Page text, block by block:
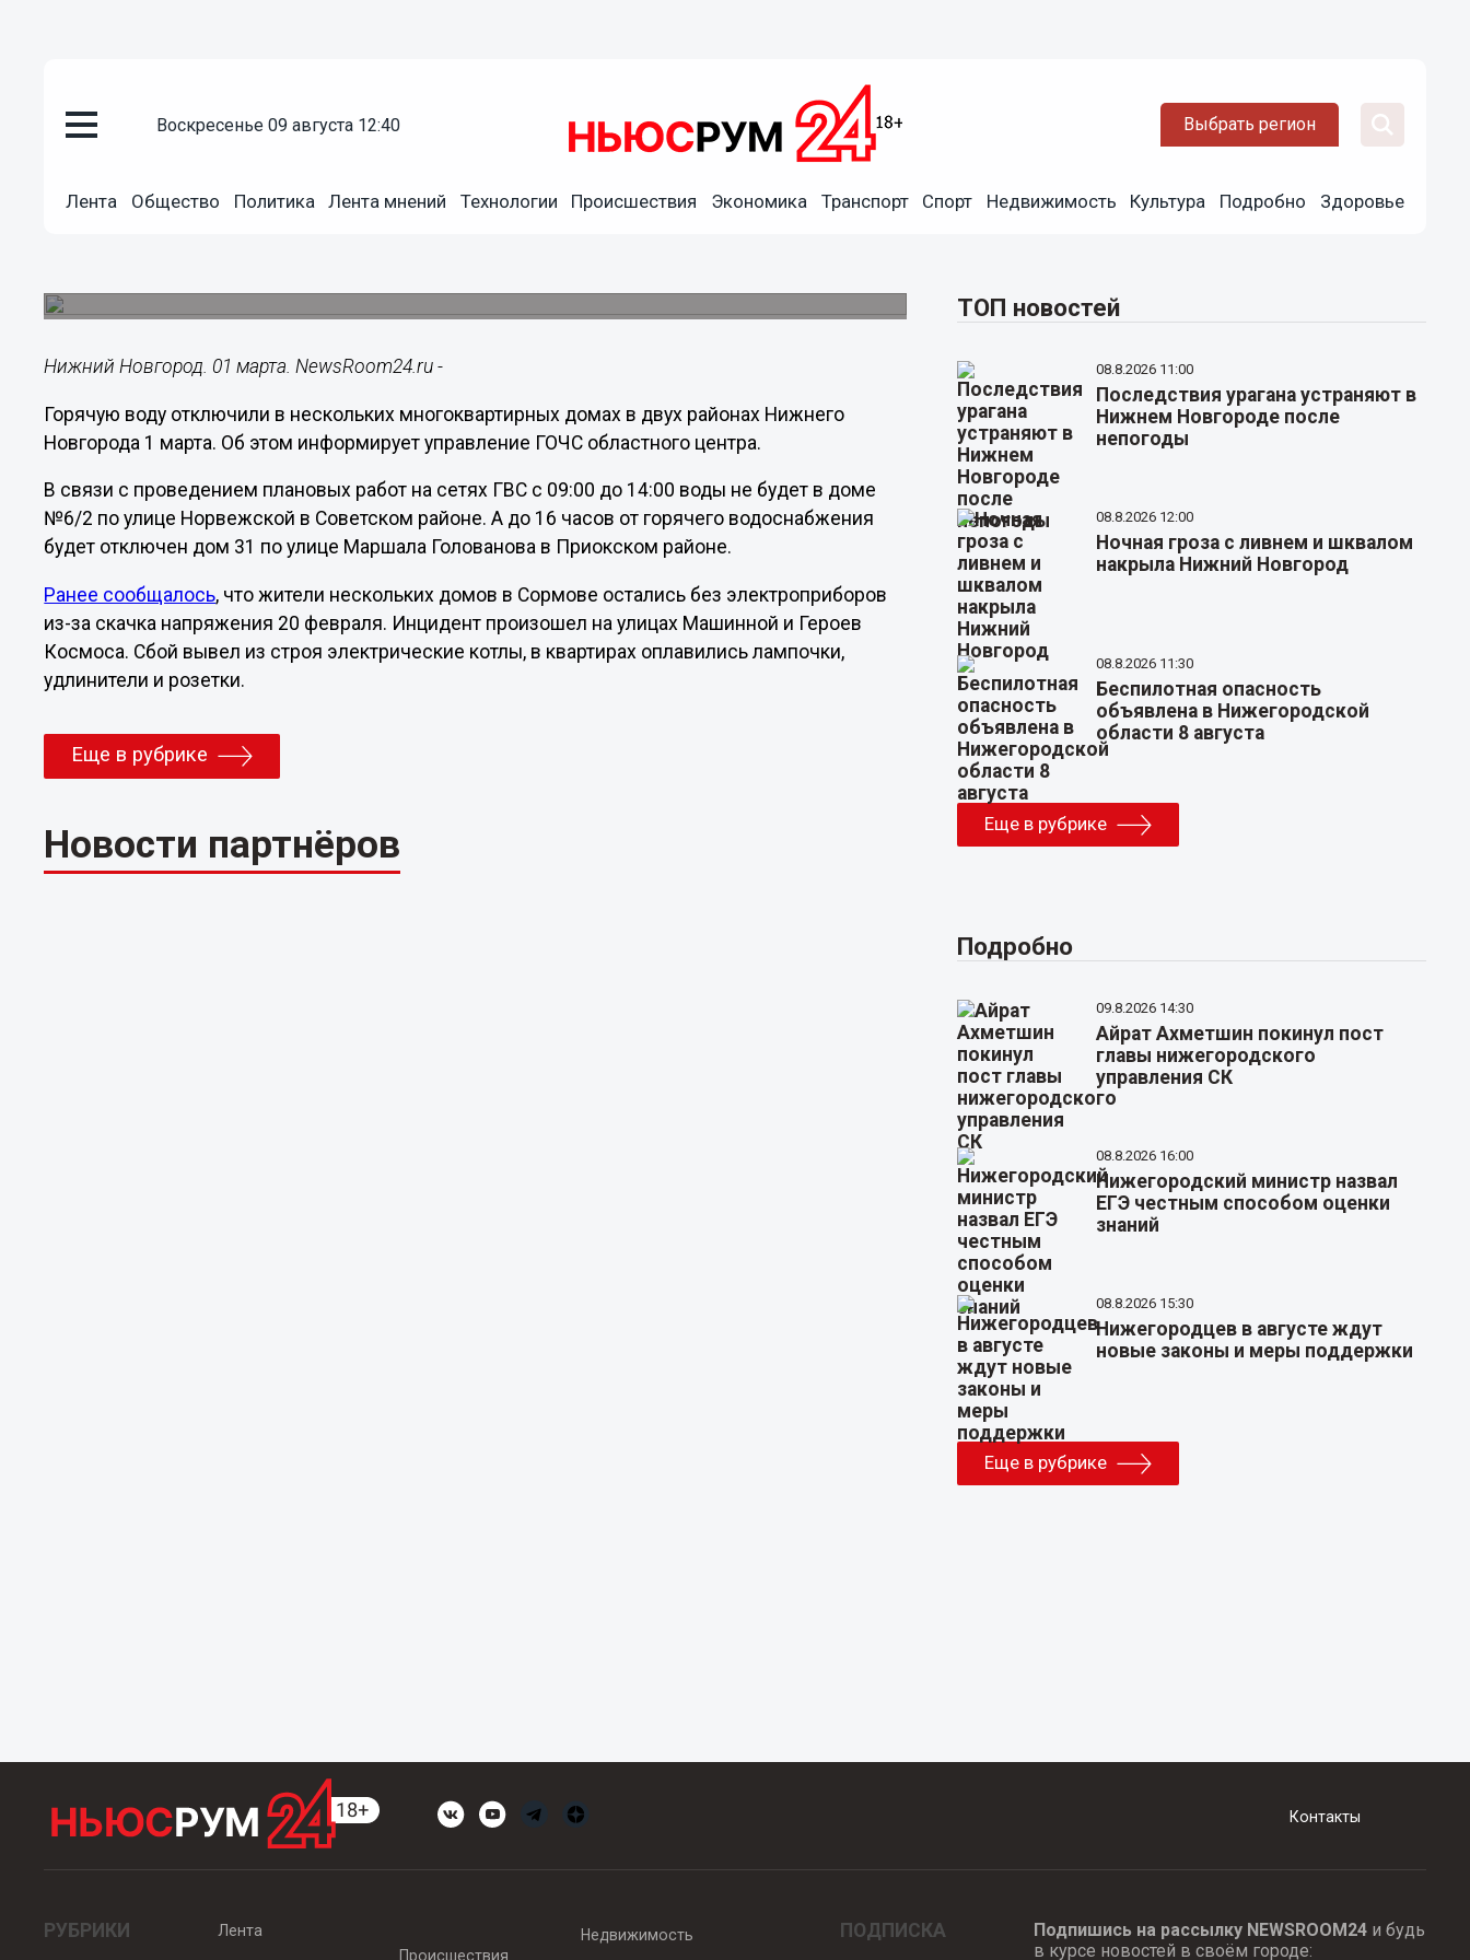
воскресенье 09 августа 12:40 Выбрать регион
Лента Общество Политика Лента мнений Технологии Происшествия Экономика Транспорт Спорт Недвижимость Культура Подробно Здоровье
ГВС отключили частично в двух районах Нижнего
Нижний Новгород. 01 марта. NewsRoom24.ru -
Горячую воду отключили в нескольких многоквартирных домах в двух районах Нижнего
Новгорода 1 марта. Об этом информирует управление ГОЧС областного центра.
В связи с проведением плановых работ на сетях ГВС с 09:00 до 14:00 воды не будет в доме
№6/2 по улице Норвежской в Советском районе. А до 16 часов от горячего водоснабжения
будет отключен дом 31 по улице Маршала Голованова в Приокском районе.
Ранее сообщалось, что жители нескольких домов в Сормове остались без электроприборов
из-за скачка напряжения 20 февраля. Инцидент произошел на улицах Машинной и Героев
Космоса. Сбой вывел из строя электрические котлы, в квартирах оплавились лампочки,
удлинители и розетки.
Еще в рубрике
Новости партнёров
ТОП новостей
08.8.2026 11:00
Последствия урагана устраняют в
Нижнем Новгороде после
непогоды
08.8.2026 12:00
Ночная гроза с ливнем и шквалом
накрыла Нижний Новгород
08.8.2026 11:30
Беспилотная опасность
объявлена в Нижегородской
области 8 августа
Еще в рубрике
Подробно
09.8.2026 14:30
Айрат Ахметшин покинул пост
главы нижегородского
управления СК
08.8.2026 16:00
Нижегородский министр назвал
ЕГЭ честным способом оценки
знаний
08.8.2026 15:30
Нижегородцев в августе ждут
новые законы и меры поддержки
Еще в рубрике
Контакты
РУБРИКИ
Лента
Происшествия
Недвижимость ПОДПИСКА Подпишись на рассылку NEWSROOM24и будь
в курсе новостей в своём городе: